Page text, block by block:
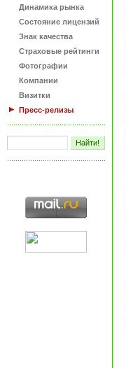
Динамика рынка
Состояние лицензий
Знак качества
Страховые рейтинги
Фотографии
Компании
Визитки
Пресс-релизы